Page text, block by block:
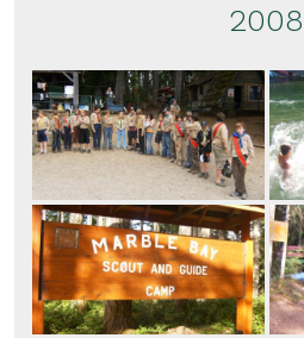
2008